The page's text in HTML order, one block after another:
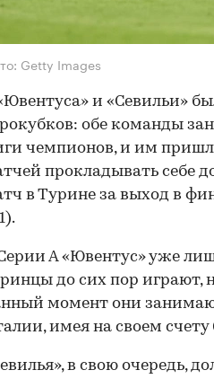
Getty Images
и «Севильи»
обе команды
чемпионов, и им
прокладывать себе
в Турине за выход в
А «Ювентус» уже
до сих пор играют,
момент они
имея на своем счету
в свою очередь,